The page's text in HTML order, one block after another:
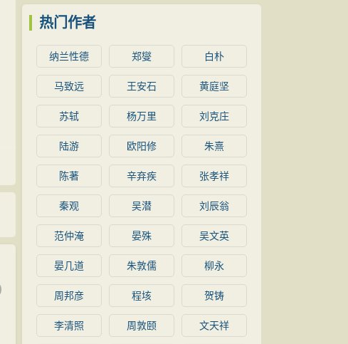
热门作者
纳兰性德 郑燮 白朴
马致远 王安石 黄庭坚
苏轼 杨万里 刘克庄
陆游 欧阳修 朱熹
陈著 辛弃疾 张孝祥
秦观 吴潜 刘辰翁
范仲淹 晏殊 吴文英
晏几道 朱敦儒 柳永
周邦彦 程垓 贺铸
李清照 周敦颐 文天祥